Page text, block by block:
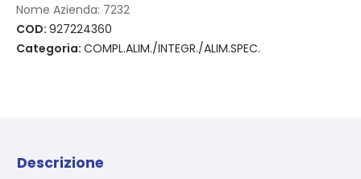
Nome Azienda: 7232
COD: 927224360
Categoria: COMPL.ALIM./INTEGR./ALIM.SPEC.
Descrizione